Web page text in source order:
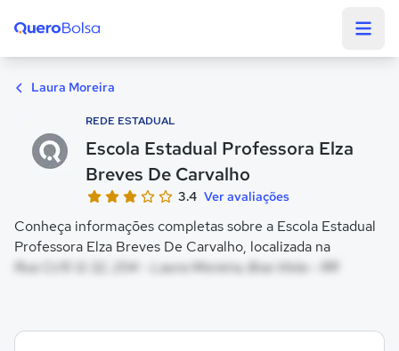
Laura Moreira
REDE ESTADUAL
Escola Estadual Professora Elza
Breves De Carvalho
3.4 Ver avaliações
Conheça informações completas sobre a Escola Estadual
Professora Elza Breves De Carvalho, localizada na
Rua Cc15 Q 32, 204 - Laura Moreira, Boa Vista - RR